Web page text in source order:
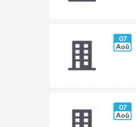
07
Aoû
07
Aoû